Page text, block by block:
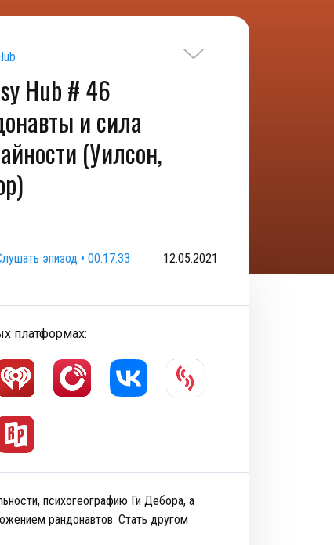
Hub # 46
и сила
(Уилсон,
эпизод • 00:17:33 12.05.2021
платформах:
психогеографию Ги Дебора, а
рандонавтов. Стать другом